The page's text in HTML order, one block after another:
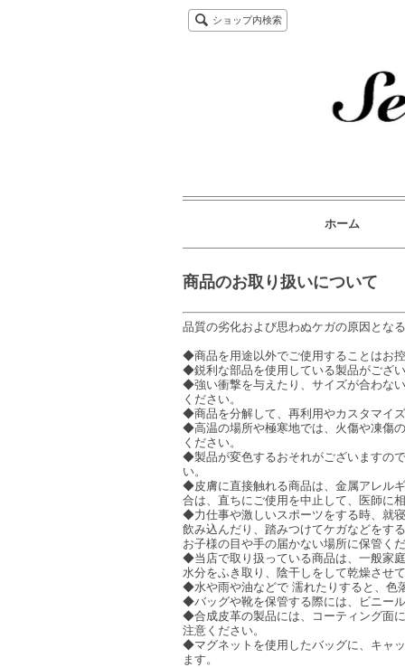
ショップ内検索
ホーム
商品のお取り扱いについて
品質の劣化および思わぬケガの原因とな
◆商品を用途以外でご使用することはお
◆鋭利な部品を使用している製品がござ
◆強い衝撃を与えたり、サイズが合わな
ください。
◆商品を分解して、再利用やカスタマイ
◆高温の場所や極寒地では、火傷や凍傷
ください。
◆製品が変色するおそれがございますの
い。
◆皮膚に直接触れる商品は、金属アレル
合は、直ちにご使用を中止して、医師に
◆力仕事や激しいスポーツをする時、就
飲み込んだり、踏みつけてケガなどをす
お子様の目や手の届かない場所に保管く
◆当店で取り扱っている商品は、一般家
水分をふき取り、陰干しをして乾燥させ
◆水や雨や油などで 濡れたりすると、色
◆バッグや靴を保管する際には、ビニー
◆合成皮革の製品には、コーティング面
注意ください。
◆マグネットを使用したバッグに、キャ
ます。